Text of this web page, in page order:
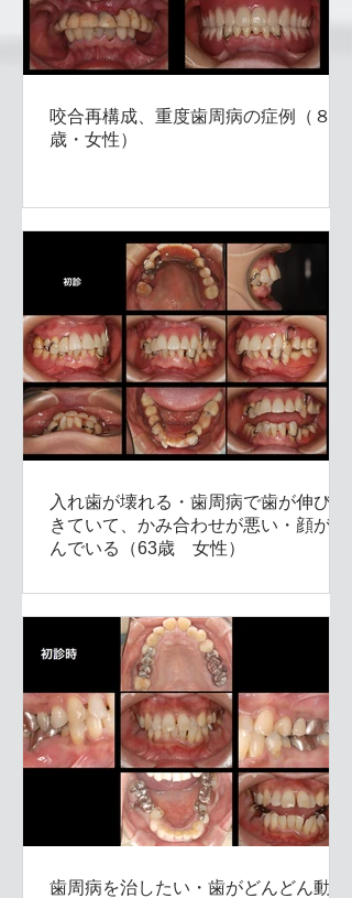
咬合再構成、重度歯周病の症例（８３
歳・女性）
入れ歯が壊れる・歯周病で歯が伸びて
きていて、かみ合わせが悪い・顔が歪
んでいる（63歳 女性）
歯周病を治したい・歯がどんどん動い